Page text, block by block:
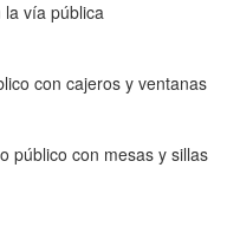
la vía pública
con cajeros y ventanas
público con mesas y sillas